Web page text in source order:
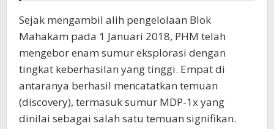
Sejak mengambil alih pengelolaan Blok
Mahakam pada 1 Januari 2018, PHM telah
mengebor enam sumur eksplorasi dengan
tingkat keberhasilan yang tinggi. Empat di
antaranya berhasil mencatatkan temuan
(discovery), termasuk sumur MDP-1x yang
dinilai sebagai salah satu temuan signifikan.